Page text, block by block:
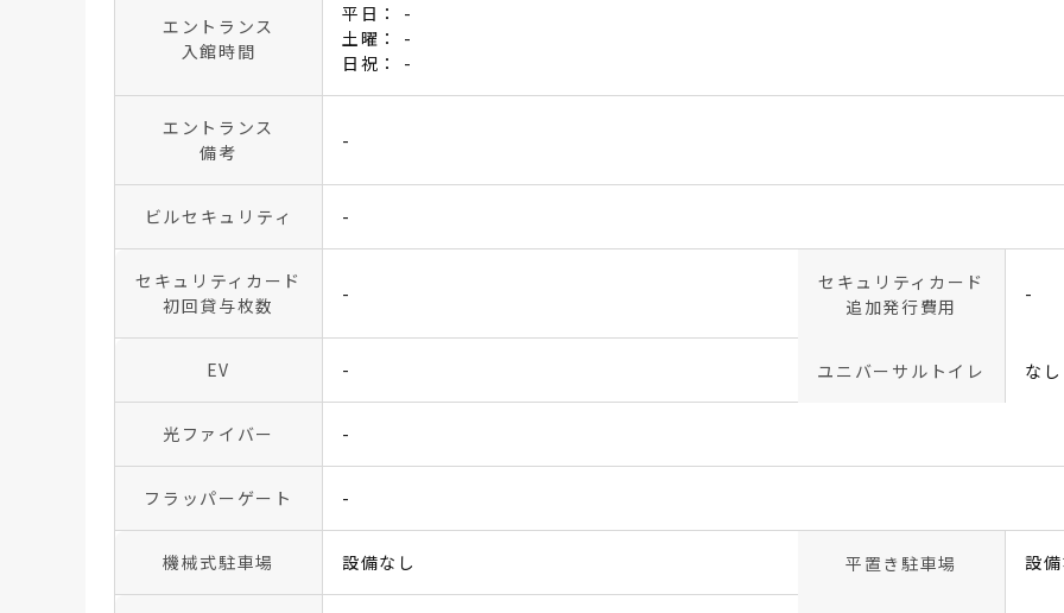
エントランス
入館時間
平日： -
土曜： -
日祝： -
エントランス
備考
-
ビルセキュリティ -
セキュリティカード
初回貸与枚数
-
セキュリティカード
追加発行費用
-
EV - ユニバーサルトイレ なし
光ファイバー -
フラッパーゲート -
機械式駐車場 設備なし 平置き駐車場 設